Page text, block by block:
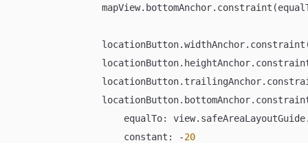
equalTo:
                    constant:
-20